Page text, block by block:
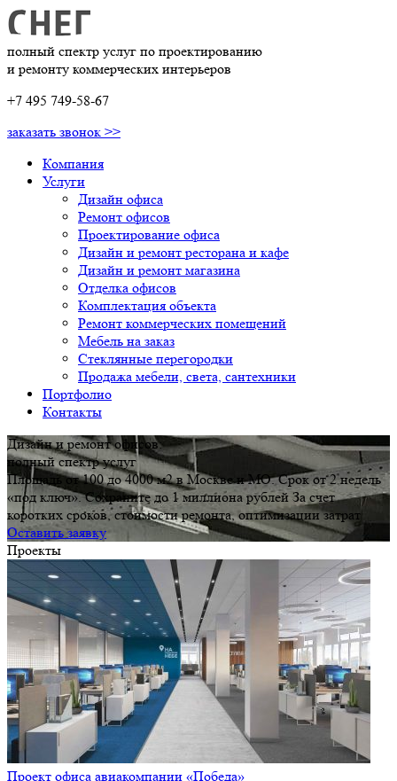
полный спектр услуг по проектированию
и ремонту коммерческих интерьеров
+7 495 749-58-67
заказать звонок >>
Компания
Услуги
Дизайн офиса
Ремонт офисов
Проектирование офиса
Дизайн и ремонт ресторана и кафе
Дизайн и ремонт магазина
Отделка офисов
Комплектация объекта
Ремонт коммерческих помещений
Мебель на заказ
Стеклянные перегородки
Продажа мебели, света, сантехники
Портфолио
Контакты
Дизайн и ремонт офисов:
полный спектр услуг
Площадь от 100 до 4000 м2 в Москве и МО. Срок от 2 недель
«под ключ». Сохраните до 1 миллиона рублей За счет
коротких сроков, стоимости ремонта, оптимизации затрат
Оставить заявку
Проекты
Проект офиса авиакомпании «Победа»